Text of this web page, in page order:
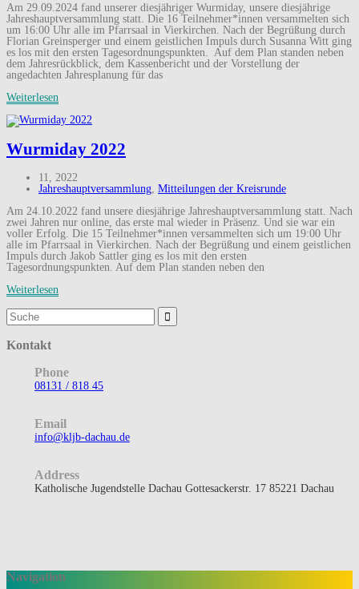
Am 29.09.2024 fand unserer diesjähriger Wurmiday, unsere diesjährige
Jahreshauptversammlung statt. Die 16 Teilnehmer*innen versammelten sich
um 16:00 Uhr alle im Pfarrsaal in Vierkirchen. Nach der Begrüßung durch
Florian Greinsperger und einem geistlichen Impuls durch Susanna Witt ging
es los mit den ersten Tagesordnungspunkten. Auf dem Plan standen neben
dem Jahresrückblick, dem Kassenbericht und der Vorstellung der
angedachten Jahresplanung für das
Weiterlesen
Wurmiday 2022
11, 2022
Jahreshauptversammlung Mitteilungen der Kreisrunde
Am 24.10.2022 fand unsere diesjährige Jahreshauptversammlung statt. Nach
zwei Jahren nur online, das erste mal wieder in Präsenz. Und sie war ein
voller Erfolg. Die 15 Teilnehmer*innen versammelten sich um 19:00 Uhr
alle im Pfarrsaal in Vierkirchen. Nach der Begrüßung und einem geistlichen
Impuls durch Jakob Sattler ging es los mit den ersten
Tagesordnungspunkten. Auf dem Plan standen neben den
Weiterlesen
Suchergebnis
für:
Kontakt
Phone
08131 / 818 45
Email
info@kljb-dachau.de
Address
Katholische Jugendstelle Dachau Gottesackerstr. 17 85221 Dachau
Navigation